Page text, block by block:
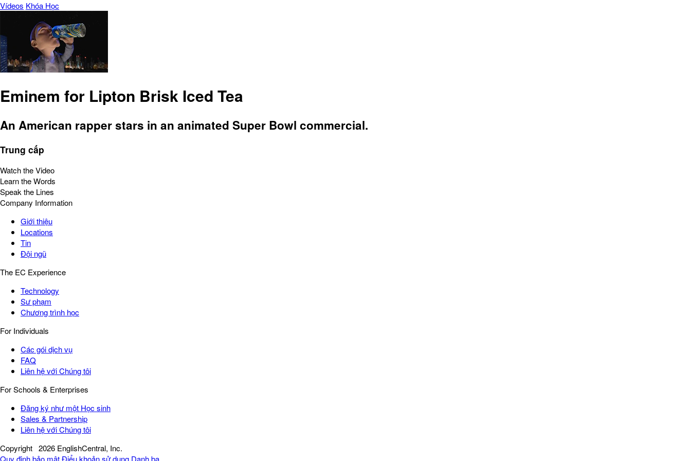
Vídeos Khóa Học
Eminem for Lipton Brisk Iced Tea
An American rapper stars in an animated Super Bowl commercial.
Trung cấp
Watch the Video
Learn the Words
Speak the Lines
Company Information
Giới thiệu
Locations
Tin
Đội ngũ
The EC Experience
Technology
Sư phạm
Chương trình học
For Individuals
Các gói dịch vụ
FAQ
Liên hệ với Chúng tôi
For Schools & Enterprises
Đăng ký như một Học sinh
Sales & Partnership
Liên hệ với Chúng tôi
Copyright 2026 EnglishCentral, Inc.